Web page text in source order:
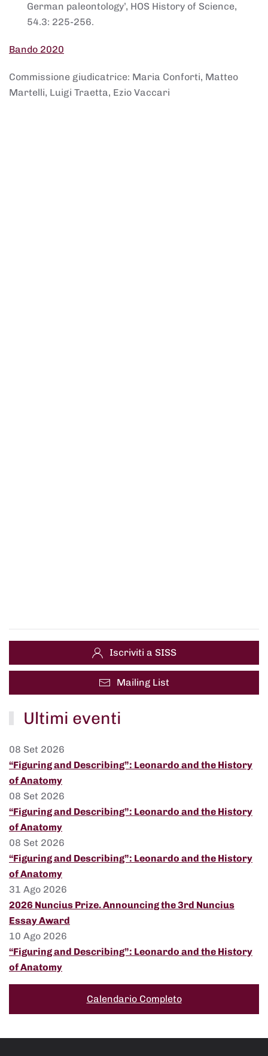
German paleontology’, HOS History of Science,
54.3: 225-256.
Bando 2020
Commissione giudicatrice: Maria Conforti, Matteo
Martelli, Luigi Traetta, Ezio Vaccari
Iscriviti a SISS
Mailing List
Ultimi eventi
08 Set 2026
“Figuring and Describing”: Leonardo and the History
of Anatomy
08 Set 2026
“Figuring and Describing”: Leonardo and the History
of Anatomy
08 Set 2026
“Figuring and Describing”: Leonardo and the History
of Anatomy
31 Ago 2026
2026 Nuncius Prize. Announcing the 3rd Nuncius
Essay Award
10 Ago 2026
“Figuring and Describing”: Leonardo and the History
of Anatomy
Calendario Completo